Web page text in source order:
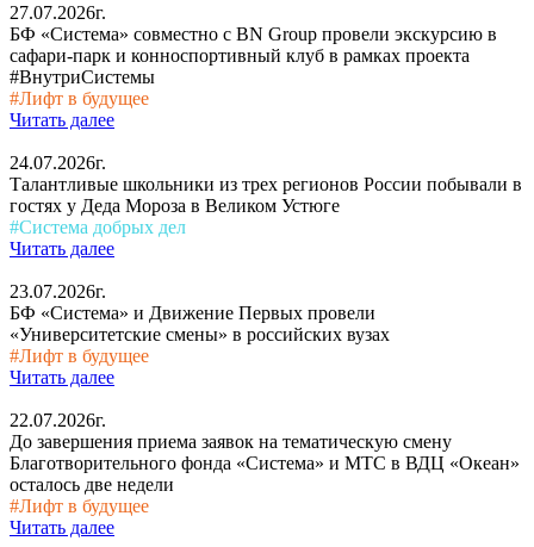
27.07.2026г.
БФ «Система» совместно с BN Group провели экскурсию в
сафари-парк и конноспортивный клуб в рамках проекта
#ВнутриСистемы
#Лифт в будущее
Читать далее
24.07.2026г.
Талантливые школьники из трех регионов России побывали в
гостях у Деда Мороза в Великом Устюге
#Система добрых дел
Читать далее
23.07.2026г.
БФ «Система» и Движение Первых провели
«Университетские смены» в российских вузах
#Лифт в будущее
Читать далее
22.07.2026г.
До завершения приема заявок на тематическую смену
Благотворительного фонда «Система» и МТС в ВДЦ «Океан»
осталось две недели
#Лифт в будущее
Читать далее